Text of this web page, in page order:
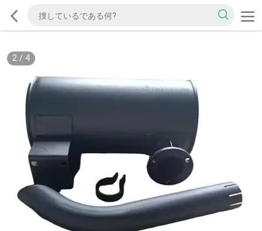
2/ 4